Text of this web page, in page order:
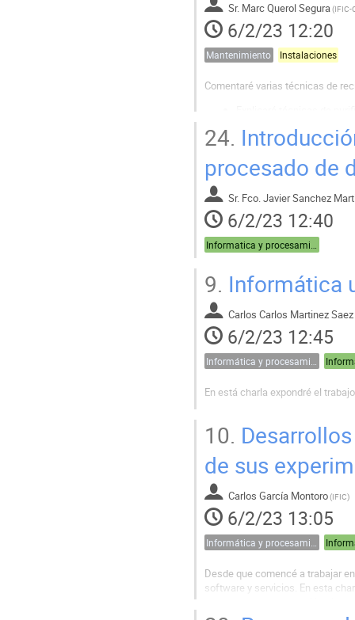
Sr. Marc Querol Segura(IFIC-
6/2/23 12:20
Mantenimiento Instalaciones
Comentaré varias técnicas de
Técnicas de purificación
24.
procesado de
Sr. Fco. Javier Sanchez
6/2/23 12:40
9. Informática
Carlos Carlos Martinez Saez
6/2/23 12:45
En está charla expondré el
10.
de sus
Carlos García Montoro(IFIC)
6/2/23 13:05
Desde que comencé a trabajar
software y servicios. En esta